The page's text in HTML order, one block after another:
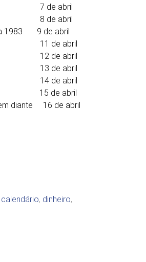
7 de abril
8 de abril
a 1983 9 de abril
11 de abril
12 de abril
13 de abril
14 de abril
15 de abril
diante 16 de abril
calendário, dinheiro,